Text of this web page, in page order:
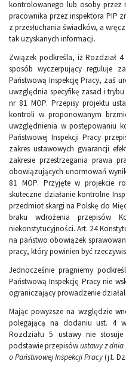
kontrolowanego lub osoby przez
pracownika przez inspektora PIP
z przesłuchania świadków, a
tak uzyskanych informacji.
Związek podkreśla, iż Rozdział
sposób wyczerpujący reguluje
Państwową Inspekcję Pracy, zaś
uwzględnia specyfikę zasad i
nr 81 MOP. Przepisy projektu
kontroli w proponowanym
uwzględnienia w postępowaniu
Państwowej Inspekcji Pracy
zakres ustawowych gwarancji
zakresie przestrzegania prawa
obowiązujących unormowań
81 MOP. Przyjęte w projekcie
skuteczne działanie kontrolne
przedmiot skargi na Polskę do
braku wdrożenia przepisów
niekonstytucyjności. Art. 24
na państwo obowiązek
pracy, który powinien być
Jednocześnie pragniemy
Państwową Inspekcję Pracy nie
ograniczający prowadzenie
Mając powyższe na względzie
polegającą na dodaniu ust. 4 w
Rozdziału 5 ustawy nie
podstawie przepisówustawy z dnia
o Państwowej Inspekcji Pracy(j.t.